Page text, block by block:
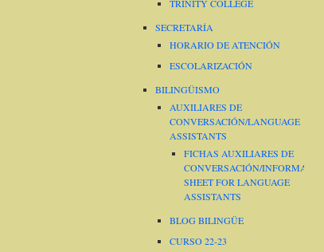
TRINITY COLLEGE
SECRETARÍA
HORARIO DE ATENCIÓN
ESCOLARIZACIÓN
BILINGÜISMO
AUXILIARES DE
CONVERSACIÓN/LANGUAGE
ASSISTANTS
FICHAS AUXILIARES DE
CONVERSACIÓN/INFORMATION
SHEET FOR LANGUAGE
ASSISTANTS
BLOG BILINGÜE
CURSO 22-23